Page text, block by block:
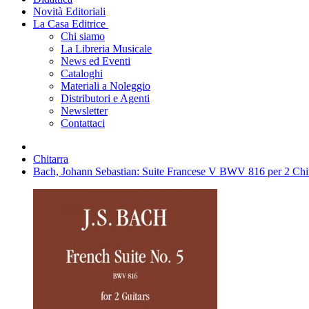
Novità Editoriali
La Casa Editrice
Chi siamo
La Libreria Musicale
News ed Eventi
Cataloghi
Materiali a Noleggio
Distributori e Agenti
Newsletter
Contattaci
Chitarra
Bach, Johann Sebastian: Suite Francese V BWV 816 per 2